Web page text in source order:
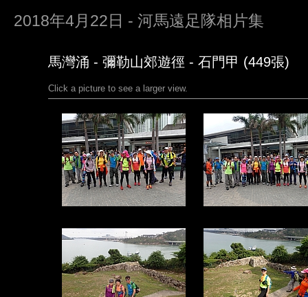
2018年4月22日 - 河馬遠足隊相片集
馬灣涌 - 彌勒山郊遊徑 - 石門甲 (449張)
Click a picture to see a larger view.